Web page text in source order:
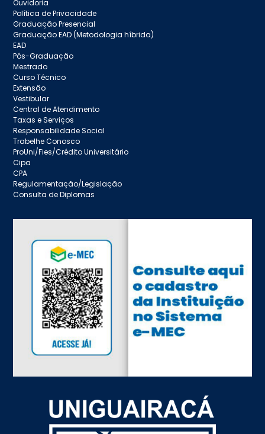
Ouvidoria
Política de Privacidade
Graduação Presencial
Graduação EAD (Metodologia híbrida)
EAD
Pós-Graduação
Mestrado
Curso Técnico
Extensão
Vestibular
Central de Atendimento
Taxas e Serviços
Responsabilidade Social
Trabelhe Conosco
ProUni/Fies/Crédito Universitário
Cipa
CPA
Regulamentação/Legislação
Consulta de Diplomas